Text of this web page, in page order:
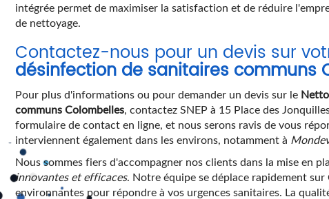
intégrée permet de maximiser la satisfaction et de réduire
de nettoyage.
Contactez-nous pour un devis sur
désinfection de sanitaires communs
Pour plus d'informations ou pour demander un devis sur le
communs Colombelles, contactez SNEP à 15 Place des
formulaire de contact en ligne, et nous serons ravis de vous
interviennent également dans les environs, notamment à
Nous sommes fiers d'accompagner nos clients dans la mise en
innovantes et efficaces. Notre équipe se déplace rapidement
environnantes pour répondre à vos urgences sanitaires. La